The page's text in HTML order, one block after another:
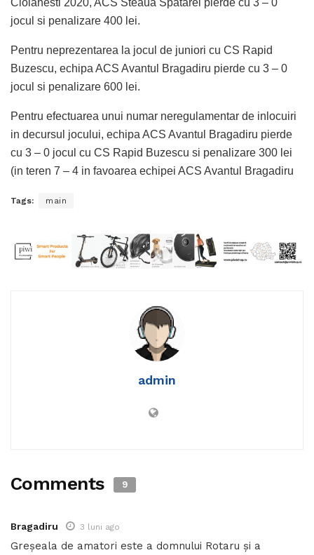
Ciolanesti 2020, ACS Steaua Spatarei pierde cu 3 – 0
jocul si penalizare 400 lei.
Pentru neprezentarea la jocul de juniori cu CS Rapid
Buzescu, echipa ACS Avantul Bragadiru pierde cu 3 – 0
jocul si penalizare 600 lei.
Pentru efectuarea unui numar neregulamentar de inlocuiri
in decursul jocului, echipa ACS Avantul Bragadiru pierde
cu 3 – 0 jocul cu CS Rapid Buzescu si penalizare 300 lei
(in teren 7 – 4 in favoarea echipei ACS Avantul Bragadiru
Tags: main
admin
Comments 9
Bragadiru 3 luni ago
Greșeala de amatori este a domnului Rotaru și a